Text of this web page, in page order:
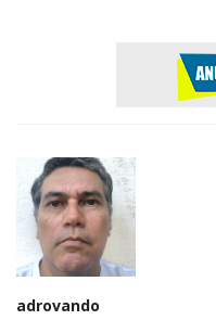
adrovando